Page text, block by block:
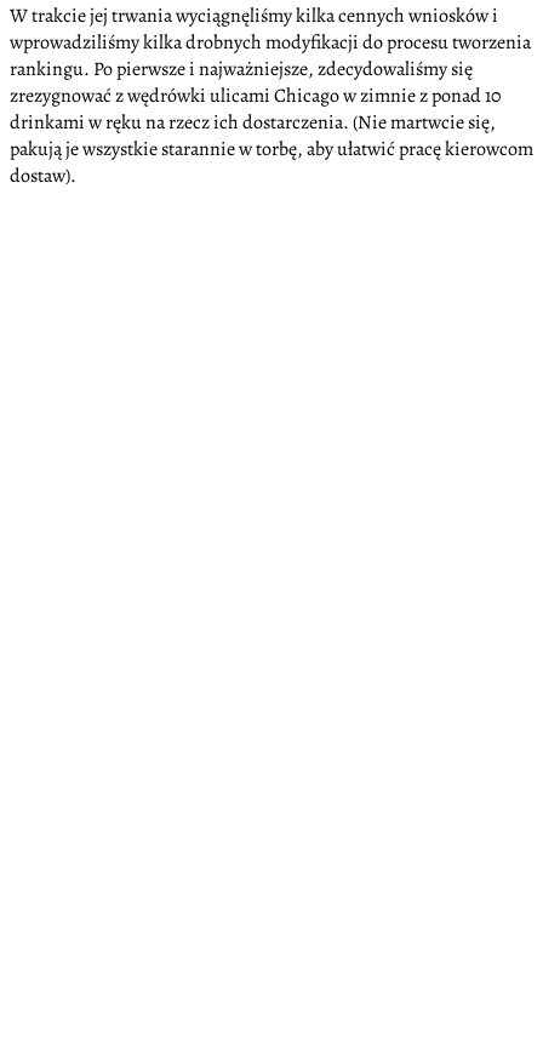
W trakcie jej trwania wyciągnęliśmy kilka cennych wniosków i
wprowadziliśmy kilka drobnych modyfikacji do procesu tworzenia
rankingu. Po pierwsze i najważniejsze, zdecydowaliśmy się
zrezygnować z wędrówki ulicami Chicago w zimnie z ponad 10
drinkami w ręku na rzecz ich dostarczenia. (Nie martwcie się,
pakują je wszystkie starannie w torbę, aby ułatwić pracę kierowcom
dostaw).